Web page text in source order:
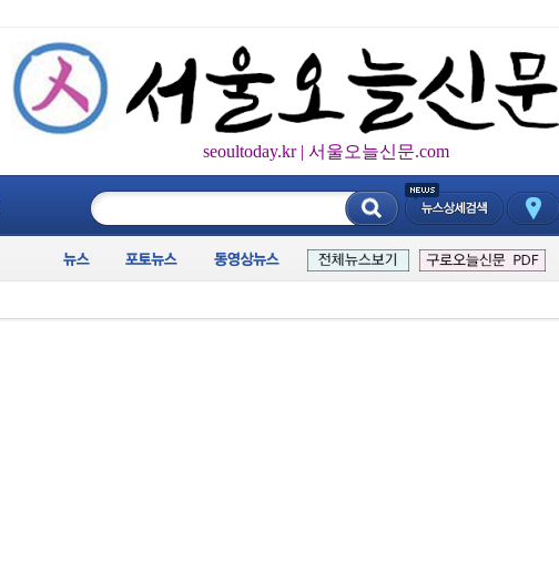
seoultoday.kr | 서울오늘신문.com